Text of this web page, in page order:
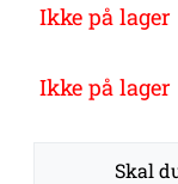
Ikke på lager
Ikke på lager
Skal